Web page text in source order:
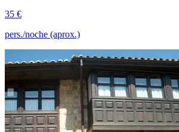
35 €
pers./noche (aprox.)